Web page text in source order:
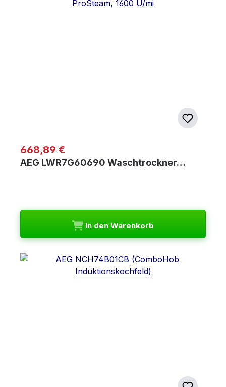
Regulärer Preis:
668,89 €
AEG LWR7G60690 Waschtrockner…
In den Warenkorb